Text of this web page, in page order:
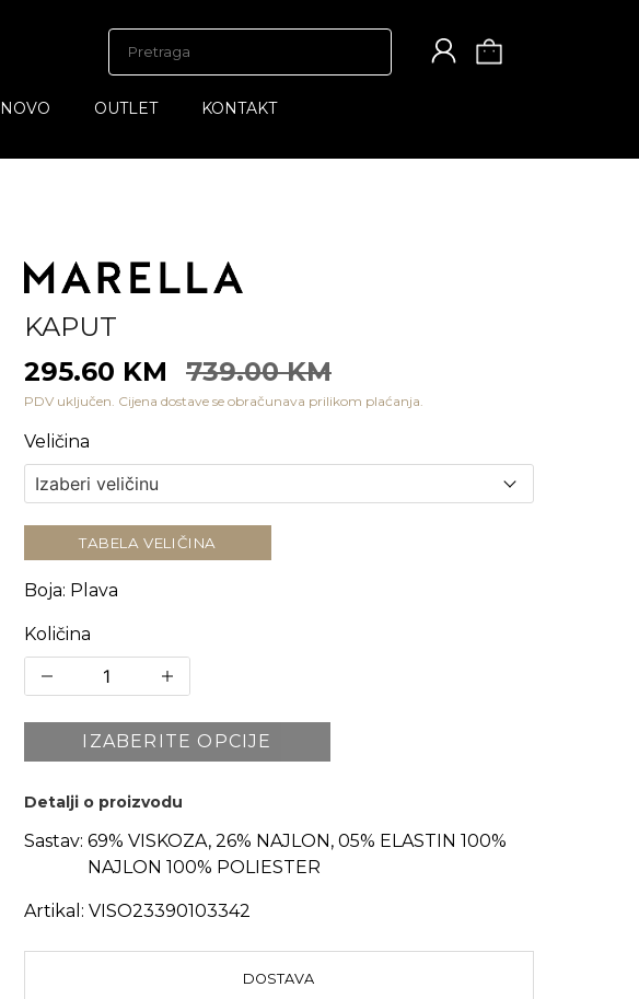
NOVO OUTLET KONTAKT
KAPUT
295.60 KM
739.00 KM
PDV uključen. Cijena dostave se obračunava prilikom plaćanja.
Veličina
TABELA VELIČINA
Boja: Plava
Količina
IZABERITE OPCIJE
Detalji o proizvodu
Sastav: 69% VISKOZA, 26% NAJLON, 05% ELASTIN 100%
NAJLON 100% POLIESTER
Artikal: VISO23390103342
DOSTAVA